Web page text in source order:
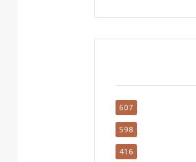
607
598
416